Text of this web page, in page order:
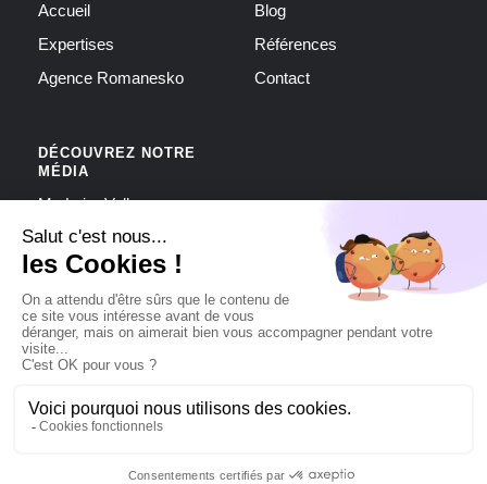
Accueil
Expertises
Agence Romanesko
Blog
Références
Contact
DÉCOUVREZ NOTRE
MÉDIA
My Loire Valley
Politique de protection des données